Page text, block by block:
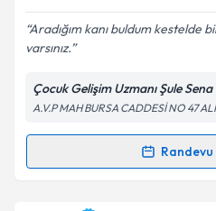
E-posta Adresiniz
Kişisel verilerimin
Metni'ni okudum ve
kapsamda işlenmesini
Aradığım kanı buldum kestelde
varsınız.
Çocuk Gelişim Uzmanı Şule
A.V.P MAH BURSA CADDESİ NO 47
Randevu Takvimi